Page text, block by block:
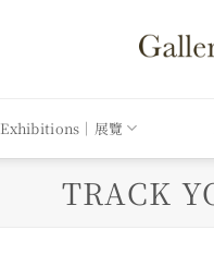
Exhibitions｜展覽
TRACK